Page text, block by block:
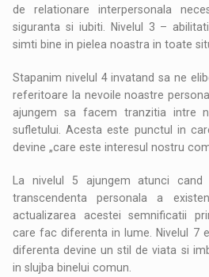
de relationare interpersonala
siguranta si iubiti. Nivelul 3 –
simti bine in pielea noastra in toate
Stapanim nivelul 4 invatand sa ne
referitoare la nevoile noastre
ajungem sa facem tranzitia intre
sufletului. Acesta este punctul in
devine „care este interesul nostru
La nivelul 5 ajungem atunci cand
transcendenta personala a
actualizarea acestei semnificatii
care fac diferenta in lume. Nivelul 7
diferenta devine un stil de viata si
in slujba binelui comun.